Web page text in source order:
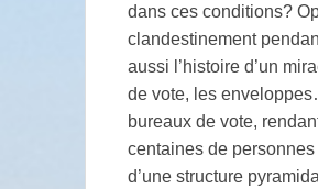
dans ces conditions?
clandestinement
aussi l’histoire d’un
de vote, les
bureaux de vote,
centaines de
d’une structure